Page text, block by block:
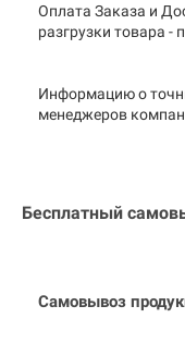
Оплата Заказа и
разгрузки товара -
Информацию о
менеджеров
Бесплатный
Самовывоз